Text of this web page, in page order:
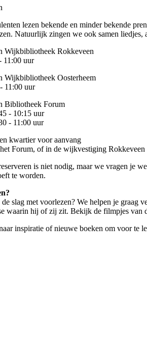
lezen bekende en minder bekende
Natuurlijk zingen we ook samen liedjes,
Wijkbibliotheek Rokkeveen
11:00 uur
Wijkbibliotheek Oosterheem
11:00 uur
Bibliotheek Forum
- 10:15 uur
- 11:00 uur
kwartier voor aanvang
Forum, of in de wijkvestiging Rokkeveen
is niet nodig, maar we vragen je
te worden.
slag met voorlezen? We helpen je graag
waarin hij of zij zit. Bekijk de filmpjes van
inspiratie of nieuwe boeken om voor te